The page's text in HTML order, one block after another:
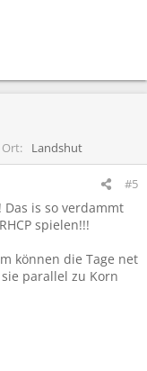
Ort Landshut
#5
Das is so verdammt
spielen!!!
können die Tage net
parallel zu Korn